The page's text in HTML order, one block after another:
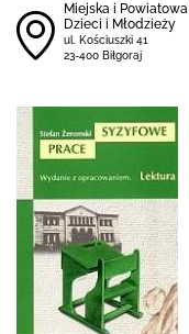
Miejska i
Dzieci i Młodzieży
ul. Kościuszki 41
23-400 Biłgoraj